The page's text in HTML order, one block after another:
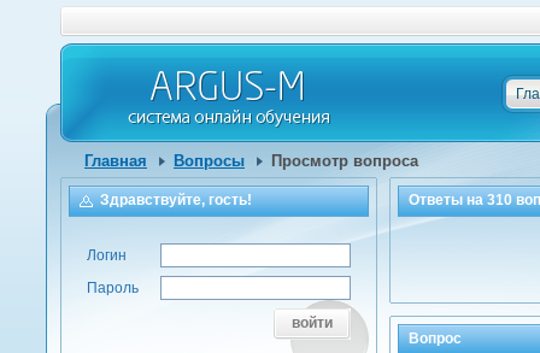
Главная Вопросы Просмотр вопроса
Ответы на310
Вопрос
Здравствуйте, гость!
Логин
Пароль
войти